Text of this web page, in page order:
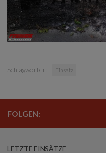
Schlagwörter: Einsatz
FOLGEN:
LETZTE EINSÄTZE